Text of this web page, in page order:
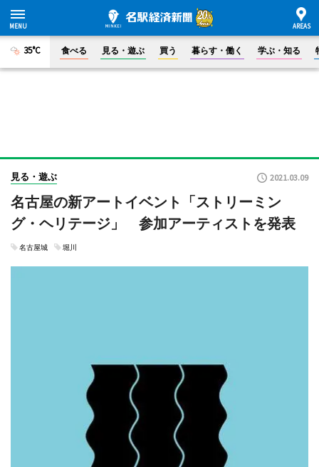
35°C 食べる 見る・遊ぶ 買う 暮らす・働く 学ぶ・知る
見る・遊ぶ 2021.03.09
名古屋の新アートイベント「ストリーミン
グ・ヘリテージ」 参加アーティストを発表
名古屋城 堀川